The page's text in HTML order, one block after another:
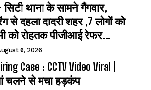
सिटी थाना के सामने गैंगवार,
से दहला दादरी शहर ,7 लोगों को
को रोहतक पीजीआई रेफर...
6, 2026
Case : CCTV Video Viral |
चलने से मचा हड़कंप